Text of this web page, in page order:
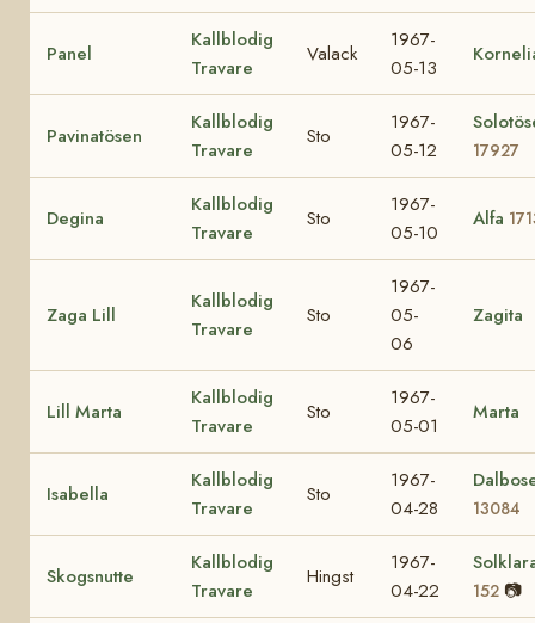
Panel
Kallblodig
Travare
Valack
1967-
05-13
Pavinatösen
Kallblodig
Travare
Sto
1967-
05-12
17927
Degina
Kallblodig
Travare
Sto
1967-
05-10
Alfa
Zaga Lill
Kallblodig
Travare
Sto
1967-
05-
06
Zagita
Lill Marta
Kallblodig
Travare
Sto
1967-
05-01
Marta
Isabella
Kallblodig
Travare
Sto
1967-
04-28
13084
Skogsnutte
Kallblodig
Travare
Hingst
1967-
04-22
152 📷